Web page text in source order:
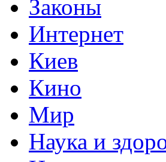
Законы
Интернет
Киев
Кино
Мир
Наука и